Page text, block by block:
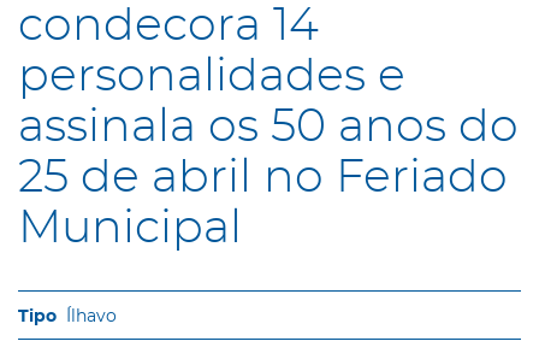
condecora 14
personalidades e
assinala os 50 anos do
25 de abril no Feriado
Municipal
Ílhavo